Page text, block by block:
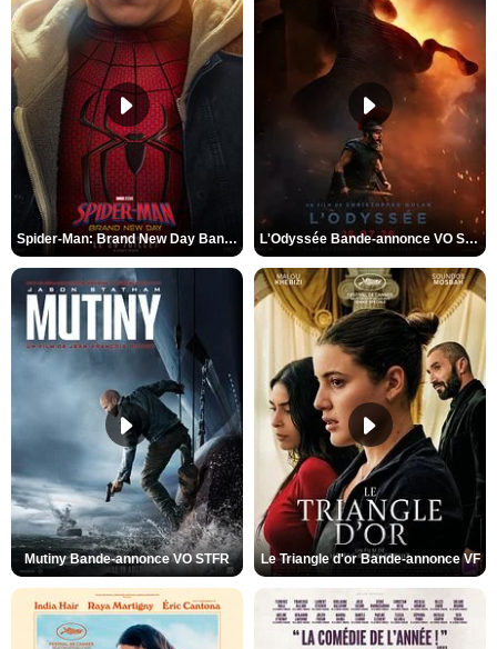
Spider-Man: Brand New Day Bande-annonce VO STFR L'Odyssée Bande-annonce VO STFR
Mutiny Bande-annonce VO STFR Le Triangle d'or Bande-annonce VF